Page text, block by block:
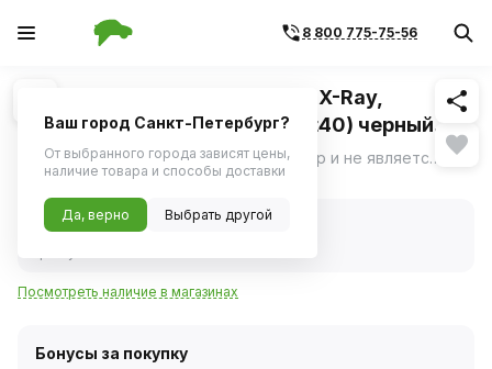
8 800 775-75-56
1/1 Похожие
Диск колесный 15" ВАЗ LADA X-Ray,
RENAULT (6J/15 4/100 d60,1 et40) черный
(TREBL) X40915
Фото носит ознакомительный характер и не является определяющим фактором. ещё
Нет в наличии
Нет в наличии
Посмотреть наличие в магазинах
Бонусы за покупку
Ваш город Санкт-Петербург?
От выбранного города зависят цены,
наличие товара и способы доставки
Да, верно Выбрать другой